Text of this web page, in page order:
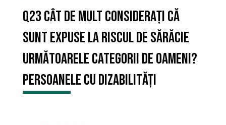
Q23 Cât de mult considerați că
sunt expuse la riscul de sărăcie
următoarele categorii de oameni?
Persoanele cu dizabilități